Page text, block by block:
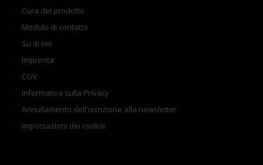
Cura del prodotto
Modulo di contatto
Su di noi
Impronta
CGV
Informativa sulla Privacy
Annullamento dell'iscrizione alla newsletter
Impostazioni dei cookie